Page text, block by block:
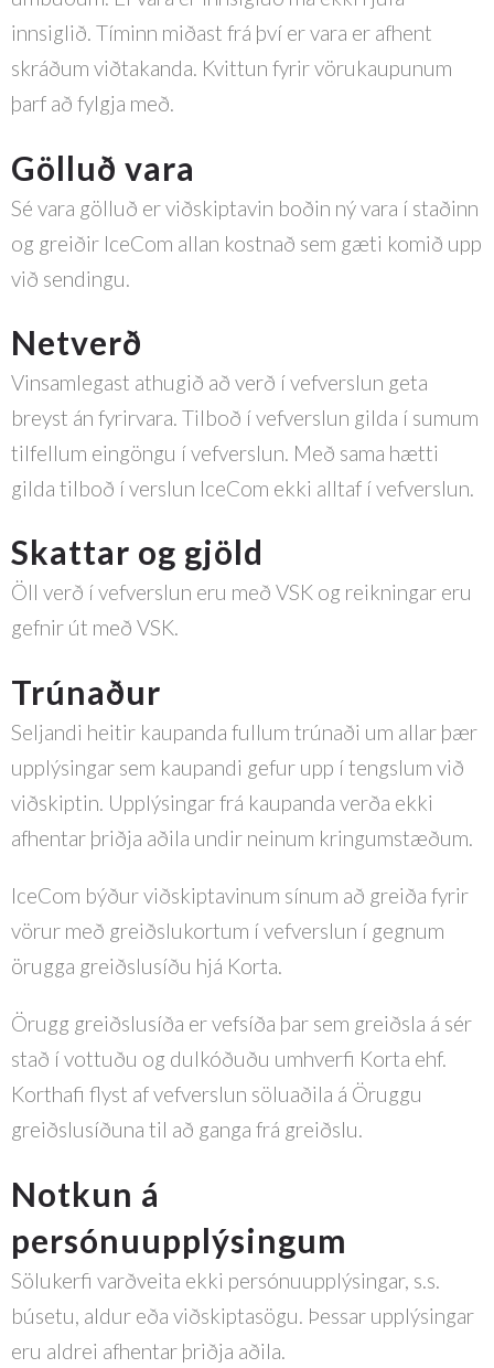
innsiglið. Tíminn miðast frá því er vara er afhent
skráðum viðtakanda. Kvittun fyrir vörukaupunum
þarf að fylgja með.
Gölluð vara
Sé vara gölluð er viðskiptavin boðin ný vara í staðinn
og greiðir IceCom allan kostnað sem gæti komið upp
við sendingu.
Netverð
Vinsamlegast athugið að verð í vefverslun geta
breyst án fyrirvara. Tilboð í vefverslun gilda í sumum
tilfellum eingöngu í vefverslun. Með sama hætti
gilda tilboð í verslun IceCom ekki alltaf í vefverslun.
Skattar og gjöld
Öll verð í vefverslun eru með VSK og reikningar eru
gefnir út með VSK.
Trúnaður
Seljandi heitir kaupanda fullum trúnaði um allar þær
upplýsingar sem kaupandi gefur upp í tengslum við
viðskiptin. Upplýsingar frá kaupanda verða ekki
afhentar þriðja aðila undir neinum kringumstæðum.
IceCom býður viðskiptavinum sínum að greiða fyrir
vörur með greiðslukortum í vefverslun í gegnum
örugga greiðslusíðu hjá Korta.
Örugg greiðslusíða er vefsíða þar sem greiðsla á sér
stað í vottuðu og dulkóðuðu umhverfi Korta ehf.
Korthafi flyst af vefverslun söluaðila á Öruggu
greiðslusíðuna til að ganga frá greiðslu.
Notkun á
persónuupplýsingum
Sölukerfi varðveita ekki persónuupplýsingar, s.s.
búsetu, aldur eða viðskiptasögu. Þessar upplýsingar
eru aldrei afhentar þriðja aðila.